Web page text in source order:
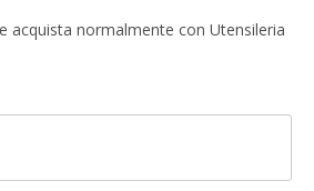
acquista normalmente con Utensileria